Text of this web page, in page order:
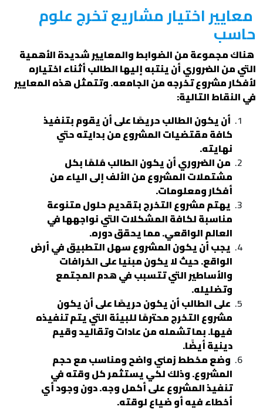
معايير اختيار مشاريع تخرج علوم
حاسب
هناك مجموعة من الضوابط والمعايير شديدة الأهمية
التي من الضروري أن ينتبه إليها الطالب أثناء اختياره
لأفكار مشروع تخرجه من الجامعه. وتتمثل هذه المعايير
في النقاط التالية:
أن يكون الطالب حريصًا على أن يقوم بتنفيذ
كافة مقتضيات المشروع من بدايته حتي
نهايته.
من الضروري أن يكون الطالب مُلمًا بكل
مشتملات المشروع من الألف إلى الياء من
أفكار ومعلومات.
يهتم مشروع التخرج بتقديم حلول متنوعة
مناسبة لكافة المشكلات التي نواجهها في
العالم الواقعي. مما يحقق دوره.
يجب أن يكون المشروع سهل التطبيق في أرض
الواقع. حيث لا يكون مبنيا على الخرافات
والأساطير التي تتسبب في هدم المجتمع
وتضليله.
على الطالب أن يكون حريصًا على أن يكون
مشروع التخرج محترمًا للبيئة التي يتم تنفيذه
فيها. بما تشمله من عادات وتقاليد وقيم
دينية أيضًا.
وضع مخطط زمني واضح ومناسب مع حجم
المشروع. وذلك لكي يستثمر كل وقته في
تنفيذ المشروع على أكمل وجه. دون وجود أي
أخطاء فيه أو ضياع لوقته.